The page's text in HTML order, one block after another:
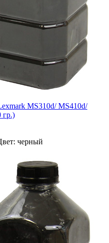
MS310d/ MS410d/
гр.)
черный